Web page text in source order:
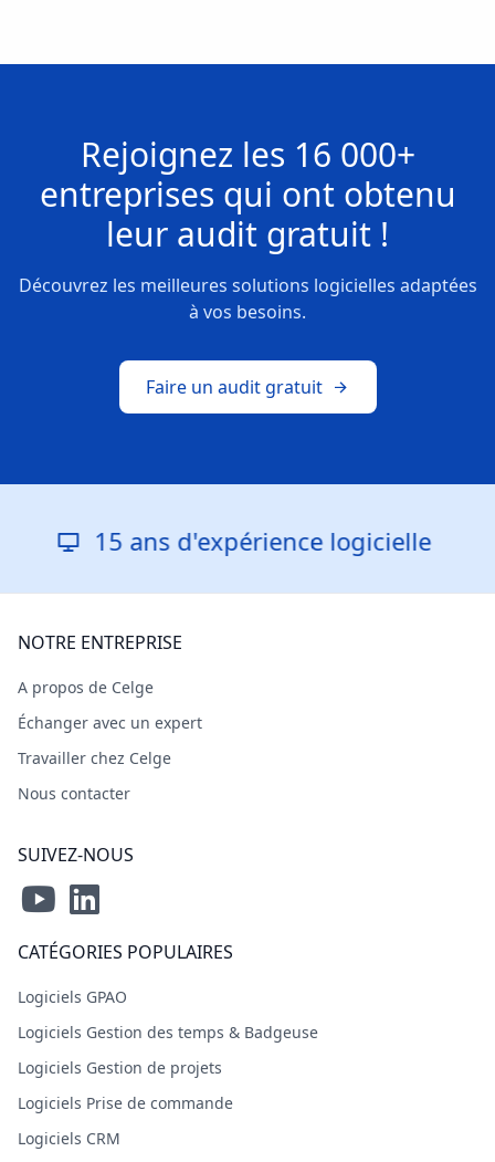
Rejoignez les 16 000+
entreprises qui ont obtenu
leur audit gratuit !
Découvrez les meilleures solutions logicielles adaptées
à vos besoins.
Faire un audit gratuit
15 ans d'expérience logicielle
NOTRE ENTREPRISE
A propos de Celge
Échanger avec un expert
Travailler chez Celge
Nous contacter
SUIVEZ-NOUS
CATÉGORIES POPULAIRES
Logiciels GPAO
Logiciels Gestion des temps & Badgeuse
Logiciels Gestion de projets
Logiciels Prise de commande
Logiciels CRM